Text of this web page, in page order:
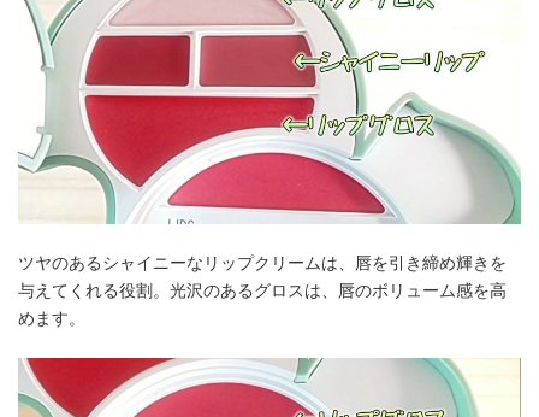
ツヤのあるシャイニーなリップクリームは、唇を引き締め輝きを
与えてくれる役割。光沢のあるグロスは、唇のボリューム感を高
めます。